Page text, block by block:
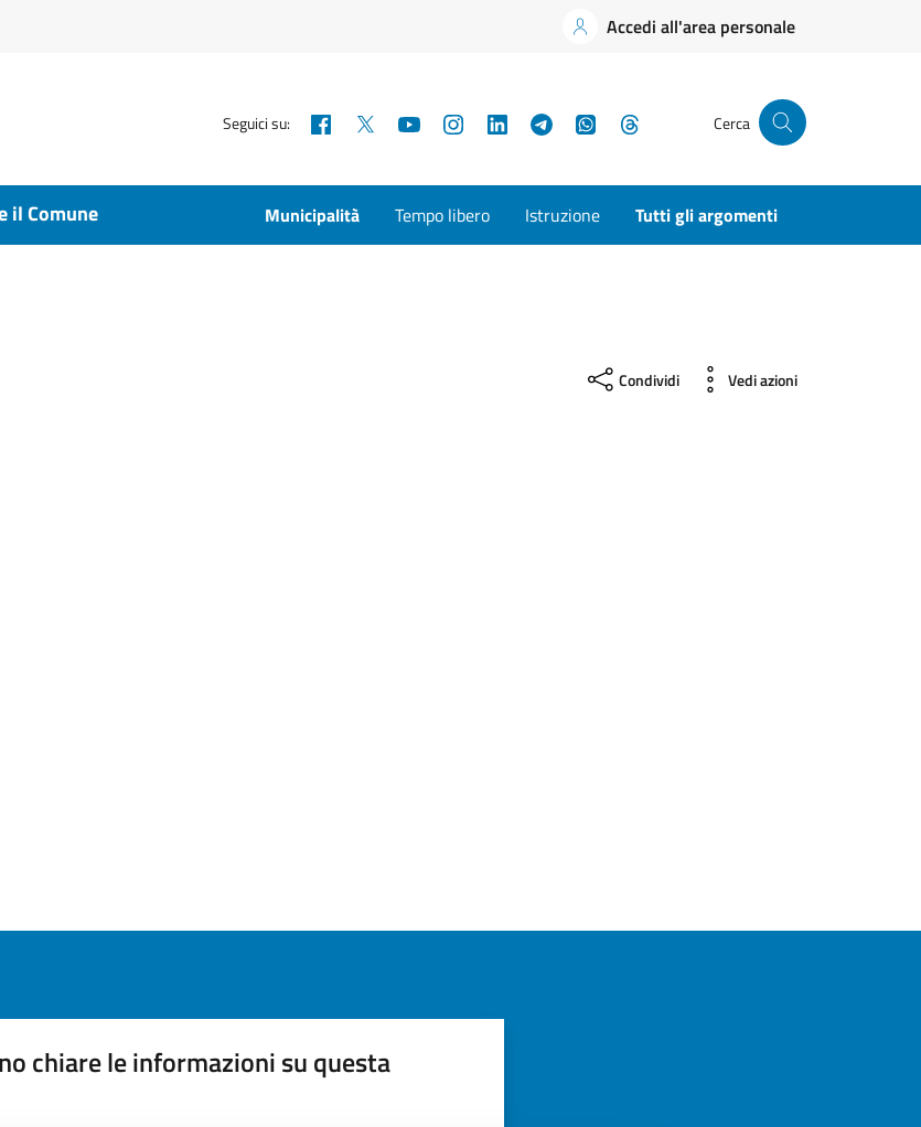
Accedi all'area personale
Seguici su: Facebook YouTubeInstagramLinkedInTelegramWhatsApp Cerca
il Comune Municipalità Tempo libero Istruzione Tutti gli argomenti
Condividi Vedi azioni
chiare le informazioni su questa